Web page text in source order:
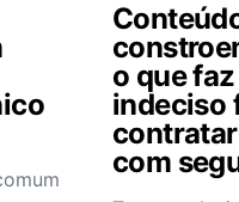
o que
indeciso
com